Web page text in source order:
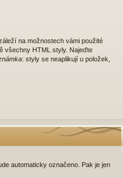
na možnostech vámi použité
všechny HTML styly. Najeďte
: styly se neaplikují u položek,
automaticky označeno. Pak je jen